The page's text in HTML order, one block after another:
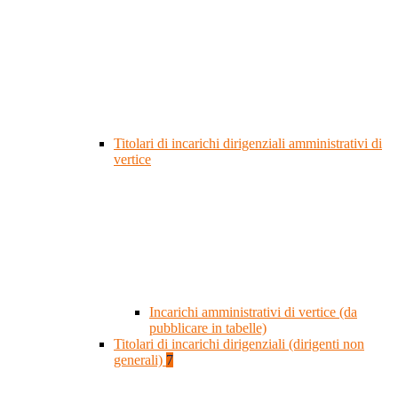
Titolari di incarichi dirigenziali amministrativi di
vertice
Incarichi amministrativi di vertice (da
pubblicare in tabelle)
Titolari di incarichi dirigenziali (dirigenti non
generali) 7